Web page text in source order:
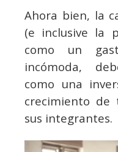
Ahora bien, la
(e inclusive la
como un
incómoda,
como una
crecimiento de
sus integrantes.